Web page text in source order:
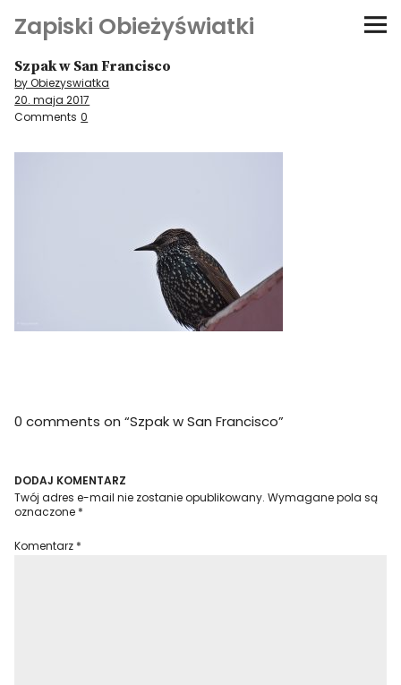
Zapiski Obieżyświatki
Podróże
Kultura i sztuka
Niezwyczajne ściany
Szpak w San Francisco
by Obiezyswiatka
20. maja 2017
Comments 0
0 comments on “Szpak w San Francisco”
DODAJ KOMENTARZ
Twój adres e-mail nie zostanie opublikowany. Wymagane pola są
oznaczone *
Komentarz *